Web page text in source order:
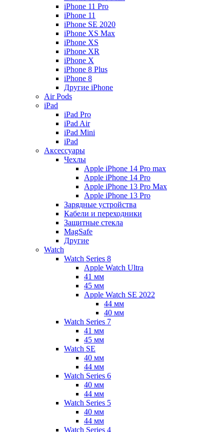
iPhone 11 Pro
iPhone 11
iPhone SE 2020
iPhone XS Max
iPhone XS
iPhone XR
iPhone X
iPhone 8 Plus
iPhone 8
Другие iPhone
Air Pods
iPad
iPad Pro
iPad Air
iPad Mini
iPаd
Аксессуары
Чехлы
Apple iPhone 14 Pro max
Apple iPhone 14 Pro
Apple iPhone 13 Pro Max
Apple iPhone 13 Pro
Зарядные устройства
Кабели и переходники
Защитные стекла
MagSafe
Другие
Watch
Watch Series 8
Apple Watch Ultra
41 мм
45 мм
Apple Watch SE 2022
44 мм
40 мм
Watch Series 7
41 мм
45 мм
Watch SE
40 мм
44 мм
Watch Series 6
40 мм
44 мм
Watch Series 5
40 мм
44 мм
Watch Series 4